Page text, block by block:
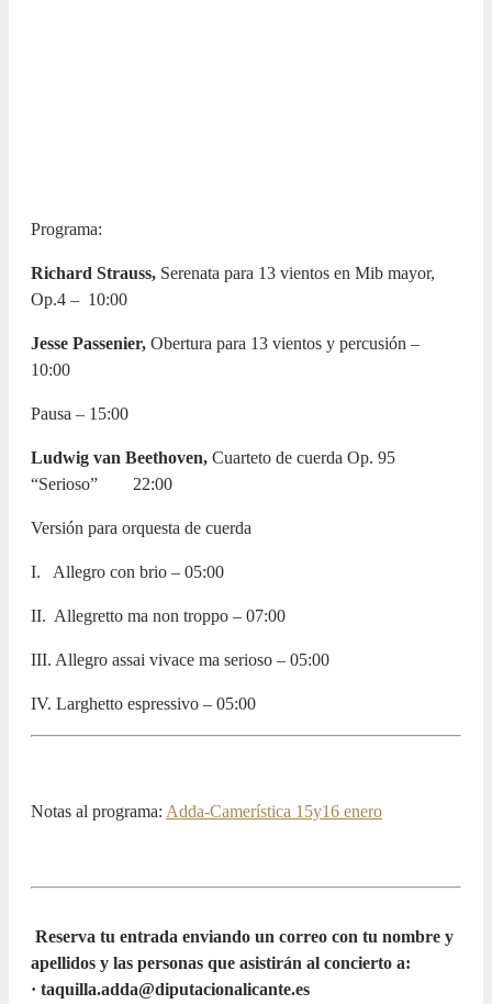
Programa:
Richard Strauss, Serenata para 13 vientos en Mib mayor,
Op.4 – 10:00
Jesse Passenier, Obertura para 13 vientos y percusión –
10:00
Pausa – 15:00
Ludwig van Beethoven, Cuarteto de cuerda Op. 95
“Serioso”
22:00
Versión para orquesta de cuerda
I. Allegro con brio – 05:00
II. Allegretto ma non troppo – 07:00
III. Allegro assai vivace ma serioso – 05:00
IV. Larghetto espressivo – 05:00
Notas al programa: Adda-Camerística 15y16 enero
Reserva tu entrada enviando un correo con tu nombre y
apellidos y las personas que asistirán al concierto a:
· taquilla.adda@diputacionalicante.es